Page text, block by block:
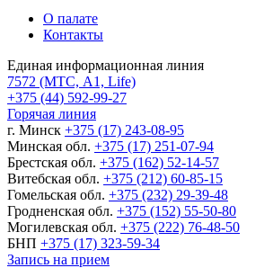
О палате
Контакты
Единая информационная линия
7572 (МТС, A1, Life)
+375 (44) 592-99-27
Горячая линия
г. Минск +375 (17) 243-08-95
Минская обл. +375 (17) 251-07-94
Брестская обл. +375 (162) 52-14-57
Витебская обл. +375 (212) 60-85-15
Гомельская обл. +375 (232) 29-39-48
Гродненская обл. +375 (152) 55-50-80
Могилевская обл. +375 (222) 76-48-50
БНП +375 (17) 323-59-34
Запись на прием